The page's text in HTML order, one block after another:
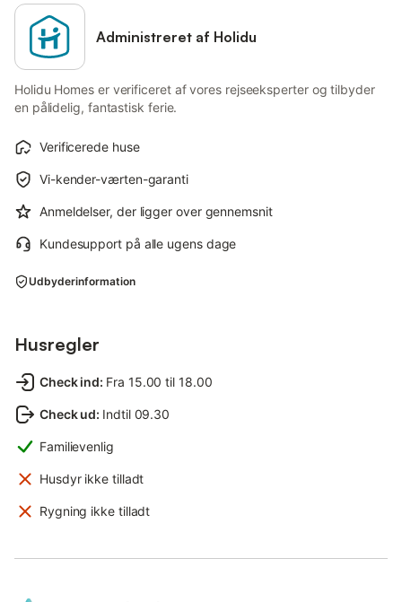
Administreret af Holidu
Holidu Homes er verificeret af vores rejseeksperter og tilbyder
en pålidelig, fantastisk ferie.
Verificerede huse
Vi-kender-værten-garanti
Anmeldelser, der ligger over gennemsnit
Kundesupport på alle ugens dage
Udbyderinformation
Husregler
Check ind: Fra 15.00 til 18.00
Check ud: Indtil 09.30
Familievenlig
Husdyr ikke tilladt
Rygning ikke tilladt